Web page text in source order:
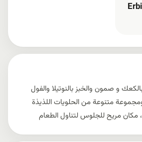
و صمون والخبز بالنوتيلا والفول
متنوعة من الحلويات اللذيذة
مكان مريح للجلوس لتناول الطعام